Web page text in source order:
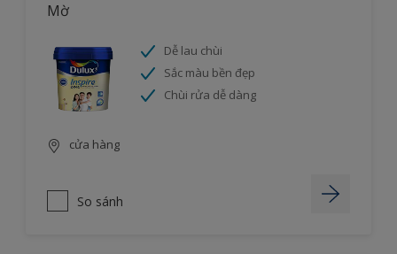
Mờ
Dễ lau chùi
Sắc màu bền đẹp
Chùi rửa dễ dàng
cửa hàng
So sánh